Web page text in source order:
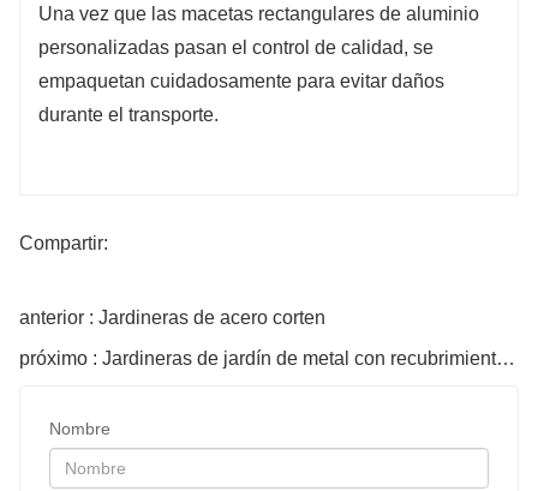
Una vez que las macetas rectangulares de aluminio
personalizadas pasan el control de calidad, se
empaquetan cuidadosamente para evitar daños
durante el transporte.
Compartir:
anterior : Jardineras de acero corten
próximo : Jardineras de jardín de metal con recubrimiento en polvo
Nombre